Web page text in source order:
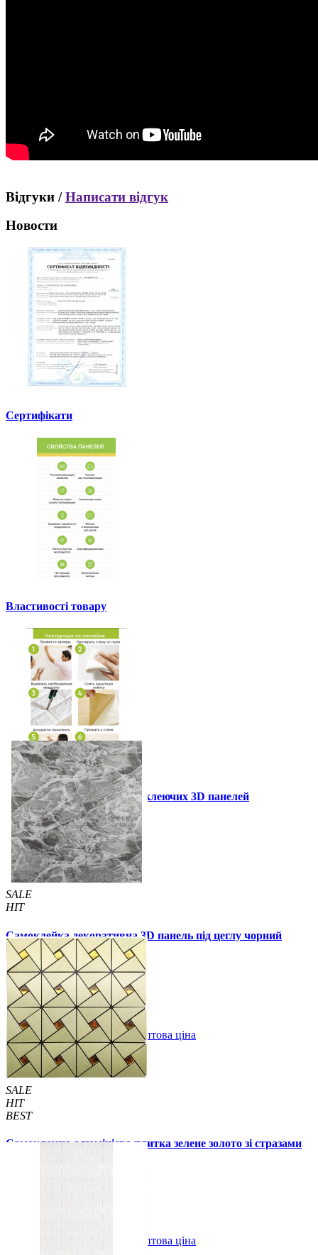
Відгуки /Написати відгук
Новости
Сертифікати
Властивості товару
Інструкція установки самоклеючих 3D панелей
Інші також купили
SALE
HIT
Самоклейка декоративна 3D панель під цеглу чорний
мармур 700x770x3мм
59 грн./шт 160 грн./шт
Купити В закладки Оптова ціна
SALE
HIT
BEST
Самоклеюча алюмінієва плитка зелене золото зі стразами
мозаїка 300х300х3мм (1172)
В закладки Оптова ціна